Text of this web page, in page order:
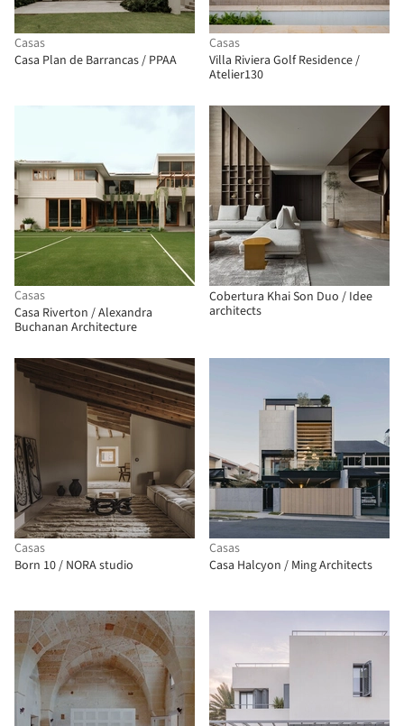
Casas
Casa Plan de Barrancas / PPAA
Casas
Villa Riviera Golf Residence /
Atelier130
Casas
Casa Riverton / Alexandra
Buchanan Architecture
Cobertura Khai Son Duo / Idee
architects
Casas
Born 10 / NORA studio
Casas
Casa Halcyon / Ming Architects